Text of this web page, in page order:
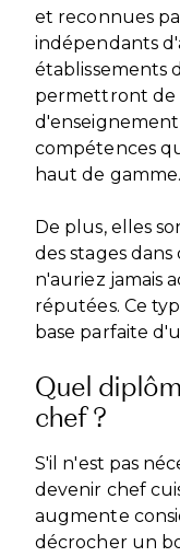
et reconnues
indépendants
établissements
permettront de
compétences
haut de gamme.
De plus, elles
des stages
n'auriez jamais
réputées. Ce
base parfaite
Quel
chef ?
S'il n'est pas
devenir chef
augmente
décrocher un